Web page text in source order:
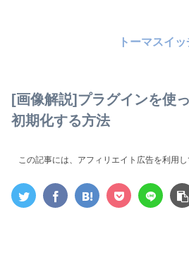
トーマスイッ
[画像解説]プラグインを使
初期化する方法
この記事には、アフィリエイト広告を利用し